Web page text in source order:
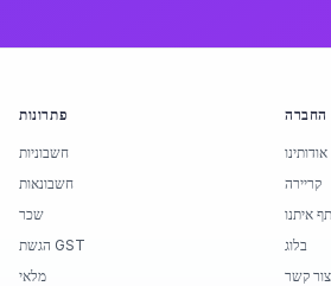
פתרונות
חשבוניות
חשבונאות
שכר
הגשת GST
מלאי
החברה
אודותינו
קריירה
איתנו
בלוג
צור קשר